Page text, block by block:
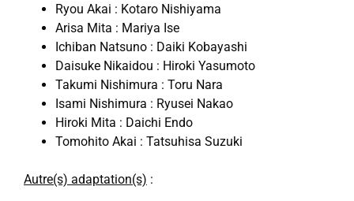
Ryou Akai : Kotaro Nishiyama
Arisa Mita : Mariya Ise
Ichiban Natsuno : Daiki Kobayashi
Daisuke Nikaidou : Hiroki Yasumoto
Takumi Nishimura : Toru Nara
Isami Nishimura : Ryusei Nakao
Hiroki Mita : Daichi Endo
Tomohito Akai : Tatsuhisa Suzuki
Autre(s) adaptation(s) :